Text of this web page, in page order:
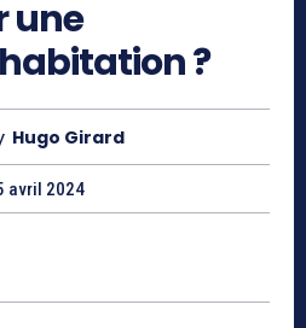
une
?
Hugo Girard
avril 2024